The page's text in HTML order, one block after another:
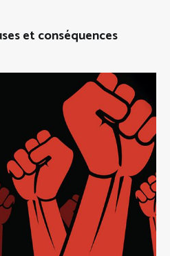
et conséquences